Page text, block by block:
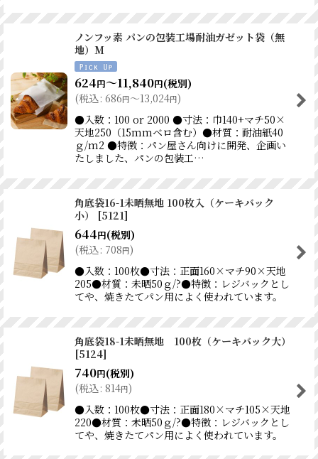
ノンフッ素 パンの包装工場耐油ガゼット袋（無
地）M
624円～11,840円(税別)
(税込: 686円～13,024円)
●入数：100 or 2000 ●寸法：巾140+マチ50×
天地250（15mmベロ含む）●材質：耐油紙40
ｇ/m2 ●特徴：パン屋さん向けに開発、企画い
たしました、パンの包装工…
角底袋16-1未晒無地 100枚入（ケーキバック
小）
[5121]
644円(税別)
(税込: 708円)
●入数：100枚●寸法：正面160×マチ90×天地
205●材質：未晒50ｇ/?●特徴：レジバックとし
てや、焼きたてパン用によく使われています。
角底袋18-1未晒無地 100枚（ケーキバック大）
[5124]
740円(税別)
(税込: 814円)
●入数：100枚●寸法：正面180×マチ105×天地
220●材質：未晒50ｇ/?●特徴：レジバックとし
てや、焼きたてパン用によく使われています。